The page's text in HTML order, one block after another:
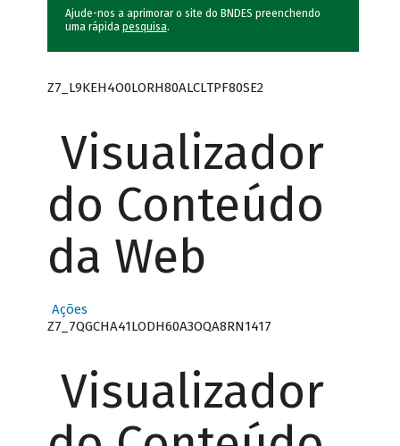
Ajude-nos a aprimorar o site do BNDES preenchendo
uma rápida pesquisa.
Z7_L9KEH4O0LORH80ALCLTPF80SE2
Visualizador
do Conteúdo
da Web
Ações
Z7_7QGCHA41LODH60A3OQA8RN1417
Visualizador